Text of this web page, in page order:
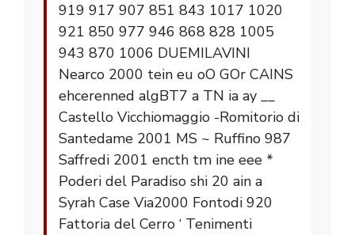
919 917 907 851 843 1017 1020
921 850 977 946 868 828 1005
943 870 1006 DUEMILAVINI
Nearco 2000 tein eu oO GOr CAINS
ehcerenned algBT7 a TN ia ay __
Castello Vicchiomaggio -Romitorio di
Santedame 2001 MS ~ Ruffino 987
Saffredi 2001 encth tm ine eee *
Poderi del Paradiso shi 20 ain a
Syrah Case Via2000 Fontodi 920
Fattoria del Cerro ‘ Tenimenti